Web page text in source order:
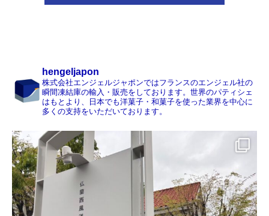
hengeljapon
株式会社エンジェルジャポンではフランスのエンジェル社の
瞬間凍結庫の輸入・販売をしております。世界のパティシェ
はもとより、日本でも洋菓子・和菓子を使った業界を中心に
多くの支持をいただいております。